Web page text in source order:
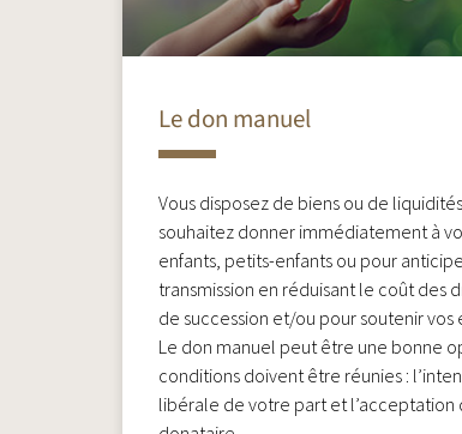
Le don manuel
Vous disposez de biens ou de
souhaitez donner immédiatement à
enfants, petits-enfants ou pour
transmission en réduisant le coût des
de succession et/ou pour soutenir vos
Le don manuel peut être une bonne
conditions doivent être réunies :
libérale de votre part et l’acceptation